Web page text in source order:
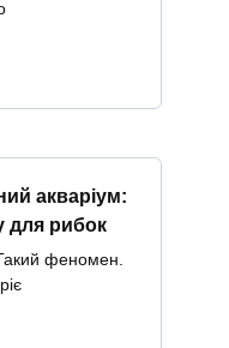
акваріум:
для рибок
феномен.